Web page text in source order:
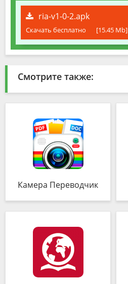
ria-v1-0-2.apk
Скачать бесплатно [15.45 Mb]
Смотрите также:
Камера Переводчик